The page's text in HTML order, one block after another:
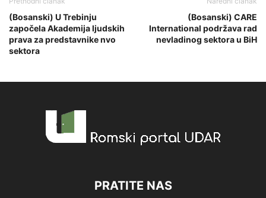
(Bosanski) U Trebinju
započela Akademija ljudskih
prava za predstavnike nvo
sektora
(Bosanski) CARE
International podržava rad
nevladinog sektora u BiH
PRATITE NAS